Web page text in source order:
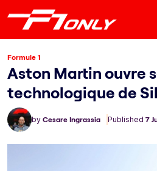
Formule 1
Aston Martin ouvre
technologique de
by Cesare Ingrassia Published 7